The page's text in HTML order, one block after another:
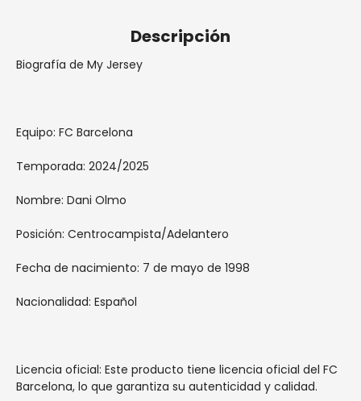
Descripción
Biografía de My Jersey
Equipo: FC Barcelona
Temporada: 2024/2025
Nombre: Dani Olmo
Posición: Centrocampista/Adelantero
Fecha de nacimiento: 7 de mayo de 1998
Nacionalidad: Español
Licencia oficial: Este producto tiene licencia oficial del FC
Barcelona, lo que garantiza su autenticidad y calidad.